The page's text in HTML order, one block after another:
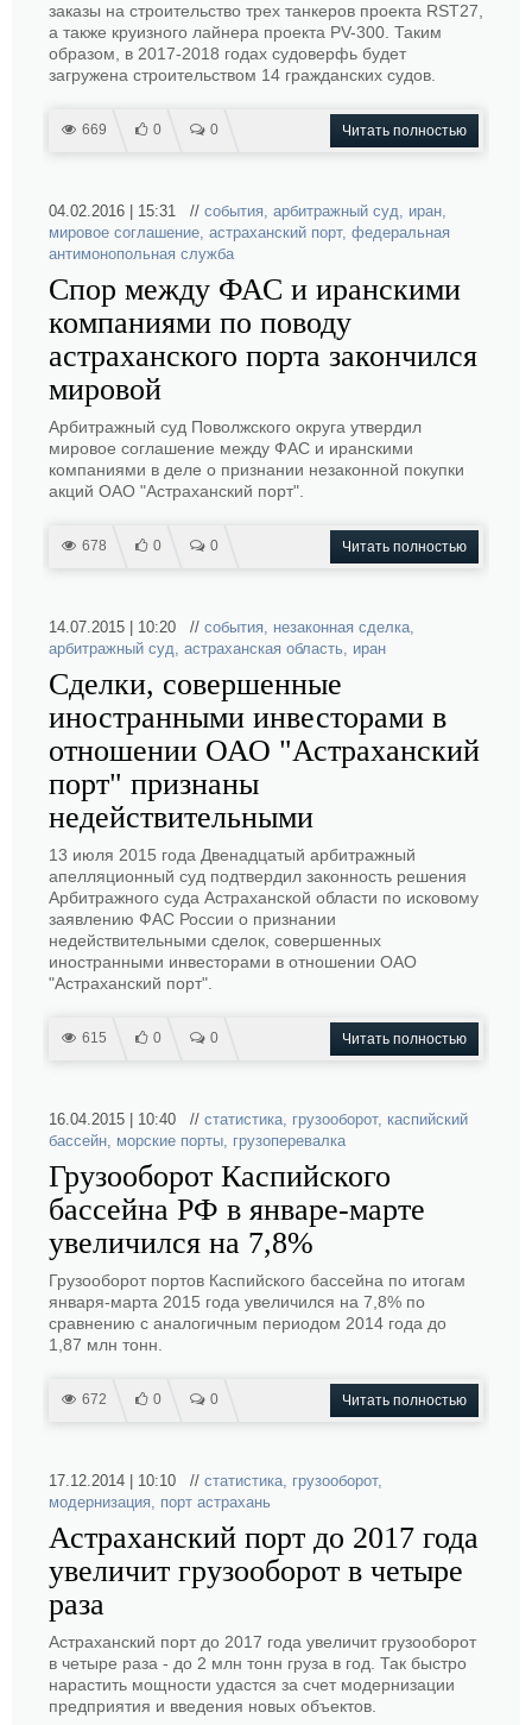
заказы на строительство трех танкеров проекта RST27,
а также круизного лайнера проекта PV-300. Таким
образом, в 2017-2018 годах судоверфь будет
загружена строительством 14 гражданских судов.
669 0 0 Читать полностью
04.02.2016 | 15:31 // события, арбитражный суд, иран,
мировое соглашение, астраханский порт, федеральная
антимонопольная служба
Спор между ФАС и иранскими
компаниями по поводу
астраханского порта закончился
мировой
Арбитражный суд Поволжского округа утвердил
мировое соглашение между ФАС и иранскими
компаниями в деле о признании незаконной покупки
акций ОАО "Астраханский порт".
678 0 0 Читать полностью
14.07.2015 | 10:20 // события, незаконная сделка,
арбитражный суд, астраханская область, иран
Сделки, совершенные
иностранными инвесторами в
отношении ОАО "Астраханский
порт" признаны
недействительными
13 июля 2015 года Двенадцатый арбитражный
апелляционный суд подтвердил законность решения
Арбитражного суда Астраханской области по исковому
заявлению ФАС России о признании
недействительными сделок, совершенных
иностранными инвесторами в отношении ОАО
"Астраханский порт".
615 0 0 Читать полностью
16.04.2015 | 10:40 // статистика, грузооборот, каспийский
бассейн, морские порты, грузоперевалка
Грузооборот Каспийского
бассейна РФ в январе-марте
увеличился на 7,8%
Грузооборот портов Каспийского бассейна по итогам
января-марта 2015 года увеличился на 7,8% по
сравнению с аналогичным периодом 2014 года до
1,87 млн тонн.
672 0 0 Читать полностью
17.12.2014 | 10:10 // статистика, грузооборот,
модернизация, порт астрахань
Астраханский порт до 2017 года
увеличит грузооборот в четыре
раза
Астраханский порт до 2017 года увеличит грузооборот
в четыре раза - до 2 млн тонн груза в год. Так быстро
нарастить мощности удастся за счет модернизации
предприятия и введения новых объектов.